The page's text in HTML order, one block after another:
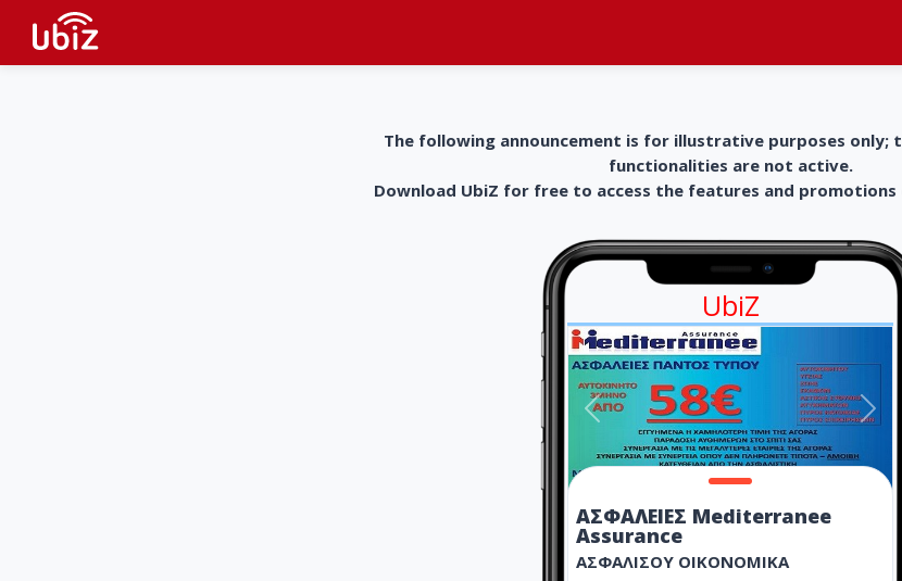
The following announcement is for illustrative purposes only;
functionalities are not active.
Download UbiZ for free to access the features and
UbiZ
ΑΣΦΑΛΕΙΕΣ Mediterranee
Assurance
ΑΣΦΑΛΙΣΟΥ ΟΙΚΟΝΟΜΙΚΑ